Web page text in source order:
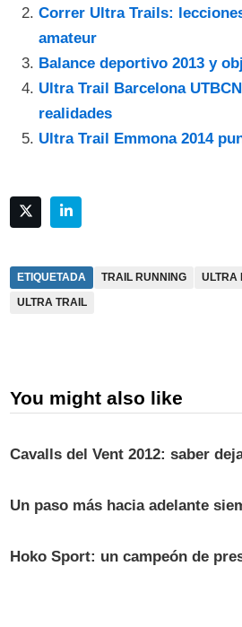
Correr Ultra Trails:
amateur
Balance deportivo 2013 y
Ultra Trail Barcelona
realidades
Ultra Trail Emmona 2014
ETIQUETADA TRAIL RUNNING
ULTRA
ULTRA TRAIL
You might also like
Cavalls del Vent 2012: saber
Un paso más hacia adelante
Hoko Sport: un campeón de